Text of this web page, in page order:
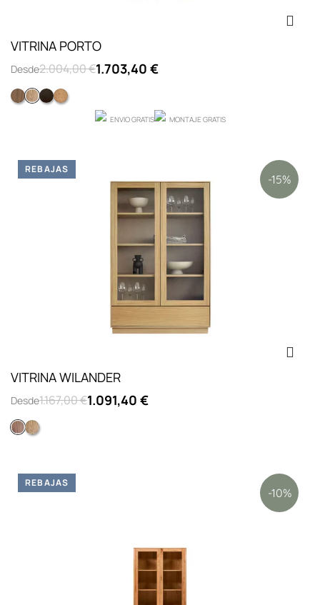
VITRINA PORTO
Desde2.004,00 €1.703,40 €
NOGAL NATURAL F5
ROBLE F10
ROBLE F28
Roble con nudos
ENVIO GRATIS MONTAJE GRATIS
VITRINA WILANDER
Desde1.167,00 €1.091,40 €
NOGALROBLE
-15%
REBAJAS
-10%
REBAJAS